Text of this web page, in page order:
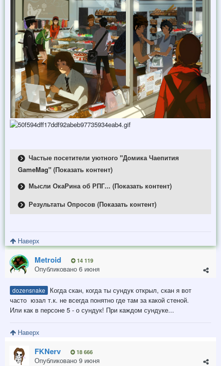
Частые посетители уютного "Домика Чаепития
GameMag" (Показать контент)
Мысли ОкаРина об РПГ... (Показать контент)
Результаты Опросов (Показать контент)
Наверх
Metroid 14 119
Опубликовано 6 июня
dozensnake
Когда скан, когда ты сундук открыл, скан я вот
часто юзал т.к. не всегда понятно где там за какой стеной.
Или как в персоне 5 - о сундук! При каждом сундуке...
Наверх
FKNerv 18 666
Опубликовано 9 июня